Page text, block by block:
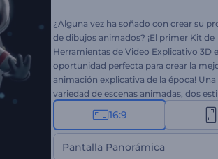
¿Alguna vez ha soñado con crear su
de dibujos animados? ¡El primer Kit de
Herramientas de Video Explicativo 3D
oportunidad perfecta para crear la
animación explicativa de la época! Una
variedad de escenas animadas, dos
transiciones para ayudarle a crear
comerciales animados, videos
promocionales sin esfuerzo. No se
oportunidad exclusiva de aumentar sus
16:9
Pantalla Panorámica